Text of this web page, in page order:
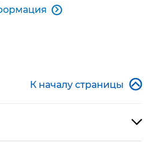

К началу страницы 
